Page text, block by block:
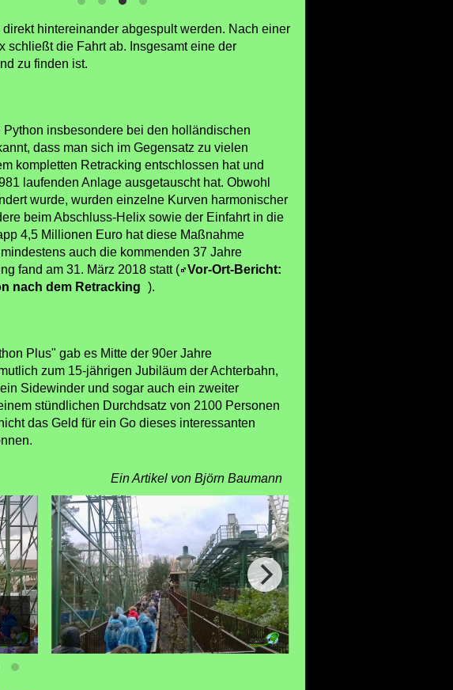
hintereinander abgespult werden. Nach einer
schließt die Fahrt ab. Insgesamt eine der
zu finden ist.
insbesondere bei den holländischen
dass man sich im Gegensatz zu vielen
kompletten Retracking entschlossen hat und
laufenden Anlage ausgetauscht hat. Obwohl
wurde, wurden einzelne Kurven harmonischer
beim Abschluss-Helix sowie der Einfahrt in die
4,5 Millionen Euro hat diese Maßnahme
auch die kommenden 37 Jahre
fand am 31. März 2018 statt ( Vor-Ort-Bericht:
nach dem Retracking ).
Plus" gab es Mitte der 90er Jahre
zum 15-jährigen Jubiläum der Achterbahn,
Sidewinder und sogar auch ein zweiter
stündlichen Durchdsatz von 2100 Personen
das Geld für ein Go dieses interessanten
Ein Artikel von Björn Baumann
Python, hier im Oktober 2017 noch mit alter
Schiene...